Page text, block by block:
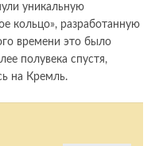
уникальную
кольцо», разработанную
времени это было
полувека спустя,
на Кремль.